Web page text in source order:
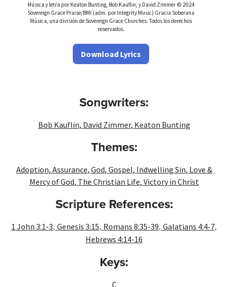
Música y letra por Keaton Bunting, Bob Kauflin, y David Zimmer © 2024
Sovereign Grace Praise/BMI (adm. por Integrity Music) Gracia Soberana
Música, una división de Sovereign Grace Churches. Todos los derechos
reservados.
Download Lyrics
Songwriters:
Bob Kauflin, David Zimmer, Keaton Bunting
Themes:
Adoption, Assurance, God, Gospel, Indwelling Sin, Love &
Mercy of God, The Christian Life, Victory in Christ
Scripture References:
1 John 3:1-3, Genesis 3:15, Romans 8:35-39, Galatians 4:4-7,
Hebrews 4:14-16
Keys:
C